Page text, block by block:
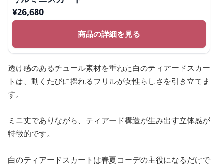
¥26,680
商品の詳細を見る
透け感のあるチュール素材を重ねた白のティアードスカー
トは、動くたびに揺れるフリルが女性らしさを引き立てま
す。
ミニ丈でありながら、ティアード構造が生み出す立体感が
特徴的です。
白のティアードスカートは春夏コーデの主役になるだけで